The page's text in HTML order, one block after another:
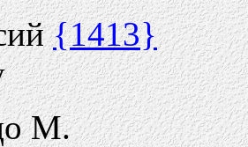
{1413}
М.